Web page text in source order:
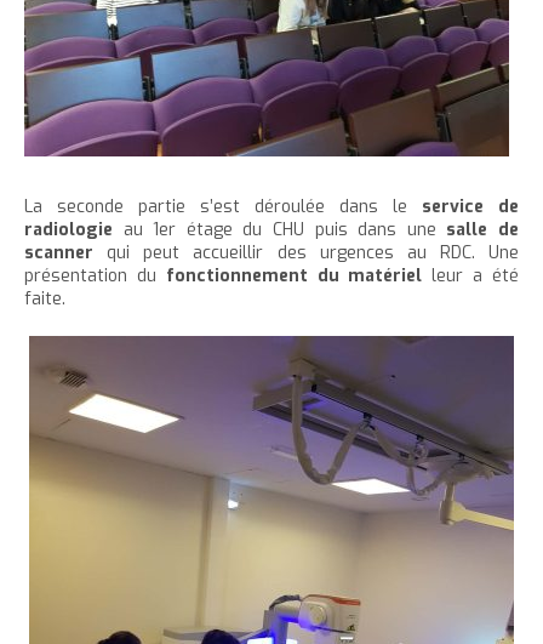
La seconde partie s’est déroulée dans le service de
radiologie au 1er étage du CHU puis dans une salle de
scanner qui peut accueillir des urgences au RDC. Une
présentation du fonctionnement du matériel leur a été
faite.